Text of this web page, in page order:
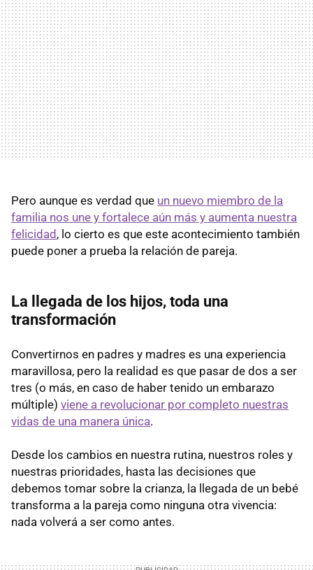
Pero aunque es verdad que un nuevo miembro de la
familia nos une y fortalece aún más y aumenta nuestra
felicidad , lo cierto es que este acontecimiento también
puede poner a prueba la relación de pareja.
La llegada de los hijos, toda una
transformación
Convertirnos en padres y madres es una experiencia
maravillosa, pero la realidad es que pasar de dos a ser
tres (o más, en caso de haber tenido un embarazo
múltiple) viene a revolucionar por completo nuestras
vidas de una manera única.
Desde los cambios en nuestra rutina, nuestros roles y
nuestras prioridades, hasta las decisiones que
debemos tomar sobre la crianza, la llegada de un bebé
transforma a la pareja como ninguna otra vivencia:
nada volverá a ser como antes.